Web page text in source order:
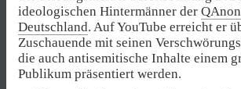
ideologischen Hintermänner der
Deutschland. Auf YouTube erreicht er
Zuschauende mit seinen
die auch antisemitische Inhalte einem
Publikum präsentiert werden.